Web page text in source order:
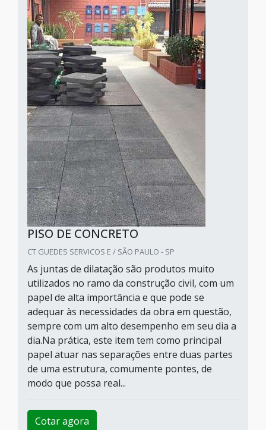
PISO DE CONCRETO
CT GUEDES SERVICOS E / SÃO PAULO - SP
As juntas de dilatação são produtos muito
utilizados no ramo da construção civil, com um
papel de alta importância e que pode se
adequar às necessidades da obra em questão,
sempre com um alto desempenho em seu dia a
dia.Na prática, este item tem como principal
papel atuar nas separações entre duas partes
de uma estrutura, comumente pontes, de
modo que possa real...
Cotar agora